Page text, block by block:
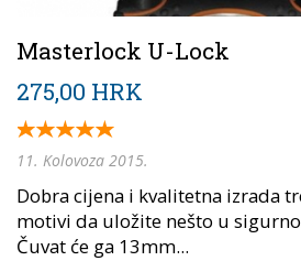
Masterlock U-Lock
275,00 HRK
11. Kolovoza 2015.
Dobra cijena i kvalitetna izrada
motivi da uložite nešto u
Čuvat će ga 13mm...